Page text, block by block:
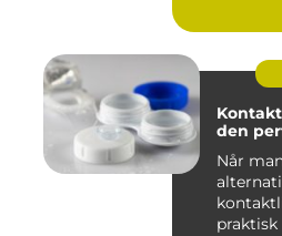
den
Når
praktisk